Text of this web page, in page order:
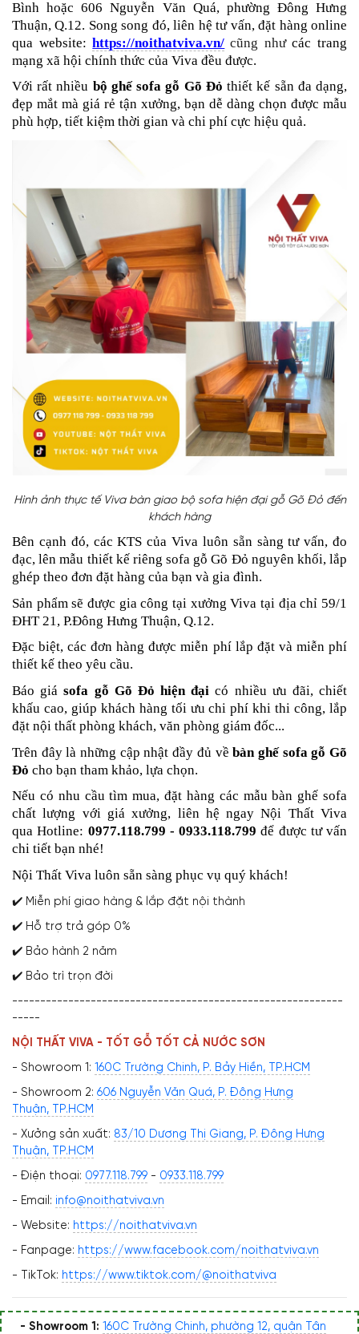
Bình hoặc 606 Nguyễn Văn Quá, phường Đông Hưng
Thuận, Q.12. Song song đó, liên hệ tư vấn, đặt hàng online
qua website:https://noithatviva.vn/ cũng như các trang
mạng xã hội chính thức của Viva đều được.
Với rất nhiều bộ ghế sofa gỗ Gõ Đỏthiết kế sẵn đa dạng,
đẹp mắt mà giá rẻ tận xưởng, bạn dễ dàng chọn được mẫu
phù hợp, tiết kiệm thời gian và chi phí cực hiệu quả.
Hình ảnh thực tế Viva bàn giao bộ sofa hiện đại gỗ Gõ Đỏ đến
khách hàng
Bên cạnh đó, các KTS của Viva luôn sẵn sàng tư vấn, đo
đạc, lên mẫu thiết kế riêng sofa gỗ Gõ Đỏ nguyên khối, lắp
ghép theo đơn đặt hàng của bạn và gia đình.
Sản phẩm sẽ được gia công tại xưởng Viva tại địa chỉ 59/1
ĐHT 21, P.Đông Hưng Thuận, Q.12.
Đặc biệt, các đơn hàng được miễn phí lắp đặt và miễn phí
thiết kế theo yêu cầu.
Báo giásofa gỗ Gõ Đỏ hiện đạicó nhiều ưu đãi, chiết
khấu cao, giúp khách hàng tối ưu chi phí khi thi công, lắp
đặt nội thất phòng khách, văn phòng giám đốc...
Trên đây là những cập nhật đầy đủ vềbàn ghế sofa gỗ Gõ
Đỏ cho bạn tham khảo, lựa chọn.
Nếu có nhu cầu tìm mua, đặt hàng các mẫu bàn ghế sofa
chất lượng với giá xưởng, liên hệ ngay Nội Thất Viva
qua Hotline: 0977.118.799 - 0933.118.799 để được tư vấn
chi tiết bạn nhé!
Nội Thất Viva luôn sẵn sàng phục vụ quý khách!
✔️ Miễn phí giao hàng & lắp đặt nội thành
✔️ Hỗ trợ trả góp 0%
✔️ Bảo hành 2 năm
✔️ Bảo trì trọn đời
-----------------------------------------------------------
-----
NỘI THẤT VIVA - TỐT GỖ TỐT CẢ NƯỚC SƠN
- Showroom 1: 160C Trường Chinh, P. Bảy Hiền, TP.HCM
- Showroom 2: 606 Nguyễn Văn Quá, P. Đông Hưng
Thuận, TP.HCM
- Xưởng sản xuất: 83/10 Dương Thị Giang, P. Đông Hưng
Thuận, TP.HCM
- Điện thoại: 0977.118.799 - 0933.118.799
- Email: info@noithatviva.vn
- Website: https://noithatviva.vn
- Fanpage: https://www.facebook.com/noithatviva.vn
- TikTok: https://www.tiktok.com/@noithatviva
- Showroom 1: 160C Trường Chinh, phường 12, quận Tân